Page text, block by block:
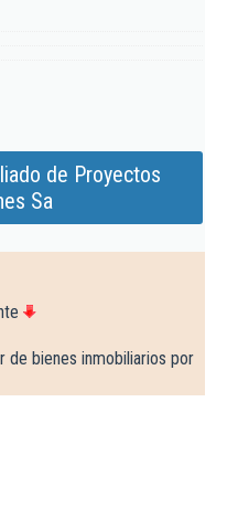
de Proyectos
Sa
de bienes inmobiliarios por